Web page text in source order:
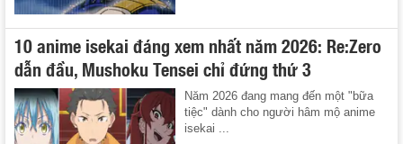
10 anime isekai đáng xem nhất năm 2026: Re:Zero
dẫn đầu, Mushoku Tensei chỉ đứng thứ 3
Năm 2026 đang mang đến một "bữa
tiệc" dành cho người hâm mộ anime
isekai ...